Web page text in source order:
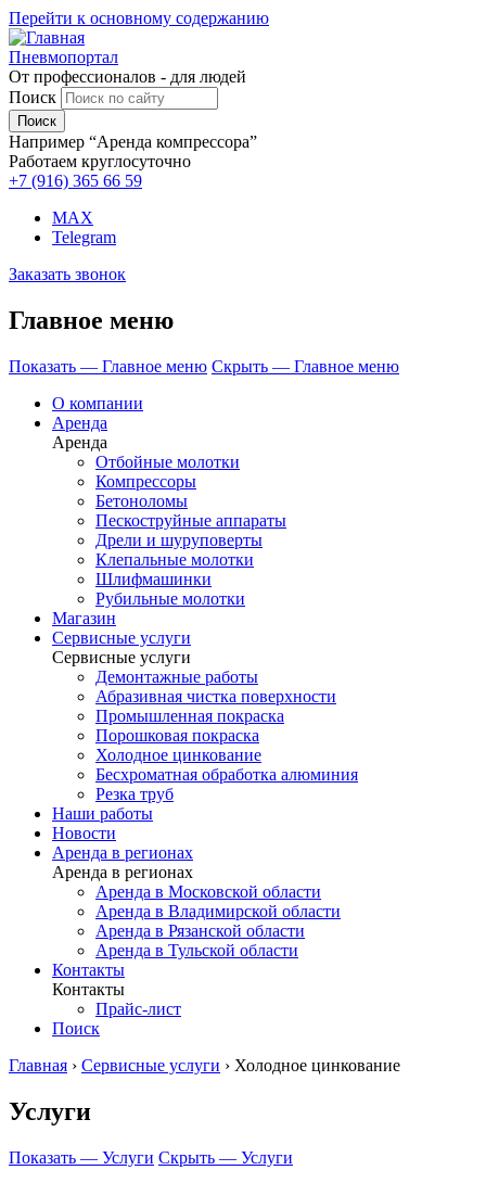
Перейти к основному содержанию
Пневмопортал
От профессионалов - для людей
Поиск
Например “Аренда компрессора”
Работаем круглосуточно
+7 (916) 365 66 59
MAX
Telegram
Заказать звонок
Главное меню
Показать — Главное меню Скрыть — Главное меню
О компании
Аренда
Аренда
Отбойные молотки
Компрессоры
Бетоноломы
Пескоструйные аппараты
Дрели и шуруповерты
Клепальные молотки
Шлифмашинки
Рубильные молотки
Магазин
Сервисные услуги
Сервисные услуги
Демонтажные работы
Абразивная чистка поверхности
Промышленная покраска
Порошковая покраска
Холодное цинкование
Бесхроматная обработка алюминия
Резка труб
Наши работы
Новости
Аренда в регионах
Аренда в регионах
Аренда в Московской области
Аренда в Владимирской области
Аренда в Рязанской области
Аренда в Тульской области
Контакты
Контакты
Прайс-лист
Поиск
Главная › Сервисные услуги › Холодное цинкование
Услуги
Показать — Услуги Скрыть — Услуги